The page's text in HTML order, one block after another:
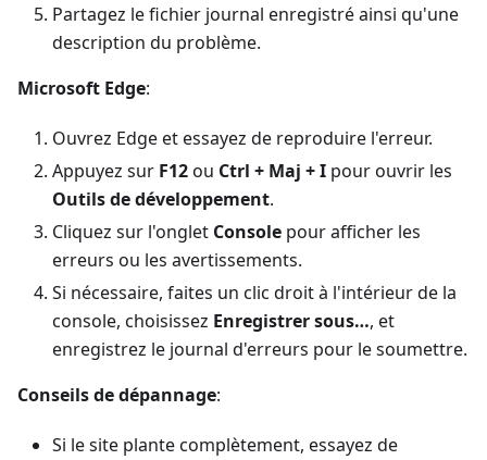
Partagez le fichier journal enregistré ainsi qu'une
description du problème.
Microsoft Edge:
Ouvrez Edge et essayez de reproduire l'erreur.
Appuyez sur F12ou Ctrl + Maj + I pour ouvrir les
Outils de développement.
Cliquez sur l'onglet Console pour afficher les
erreurs ou les avertissements.
Si nécessaire, faites un clic droit à l'intérieur de la
console, choisissez Enregistrer sous…, et
enregistrez le journal d'erreurs pour le soumettre.
Conseils de dépannage:
Si le site plante complètement, essayez de